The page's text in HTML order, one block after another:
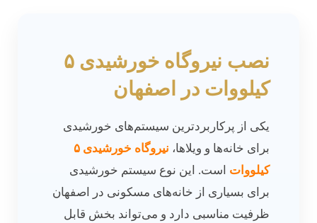
نصب نیروگاه خورشیدی ۵
کیلووات در اصفهان
یکی از پرکاربردترین سیستم‌های خورشیدی
برای خانه‌ها و ویلاها،
نیروگاه خورشیدی ۵
کیلووات است. این نوع سیستم خورشیدی
برای بسیاری از خانه‌های مسکونی در اصفهان
ظرفیت مناسبی دارد و می‌تواند بخش قابل